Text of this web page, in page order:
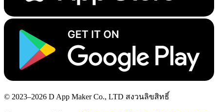
© 2023–2026 D App Maker Co., LTD สงวนลิขสิทธิ์